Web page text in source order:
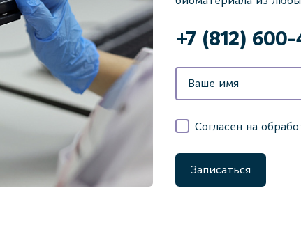
+7 (812)
Согласен на
Записаться